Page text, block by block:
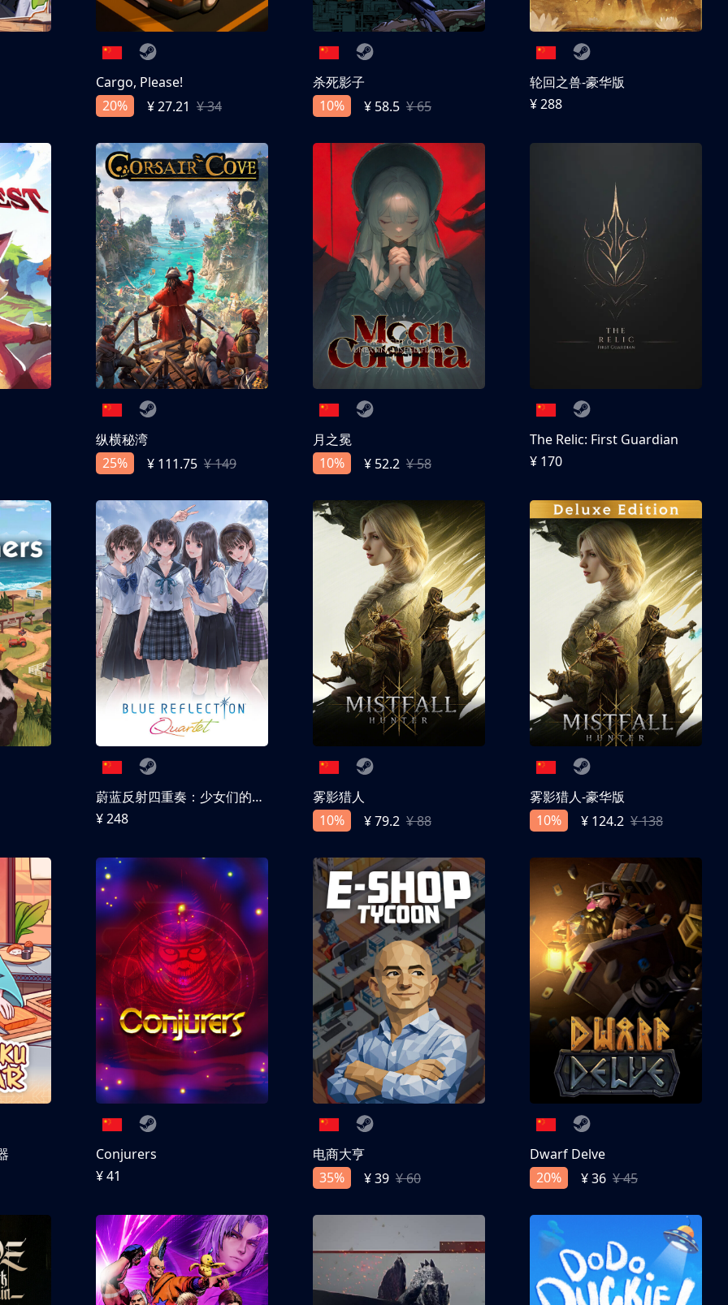
Cargo, Please!
20%
¥ 27.21 ¥ 34
杀死影子
10%
¥ 58.5 ¥ 65
轮回之兽-豪华版
¥ 288
纵横秘湾
25%
¥ 111.75 ¥ 149
月之冕
10%
¥ 52.2 ¥ 58
The Relic: First Guardian
¥ 170
蔚蓝反射四重奏：少女们的奇迹
¥ 248
雾影猎人
10%
¥ 79.2 ¥ 88
雾影猎人-豪华版
10%
¥ 124.2 ¥ 138
Conjurers
¥ 41
电商大亨
35%
¥ 39 ¥ 60
Dwarf Delve
20%
¥ 36 ¥ 45